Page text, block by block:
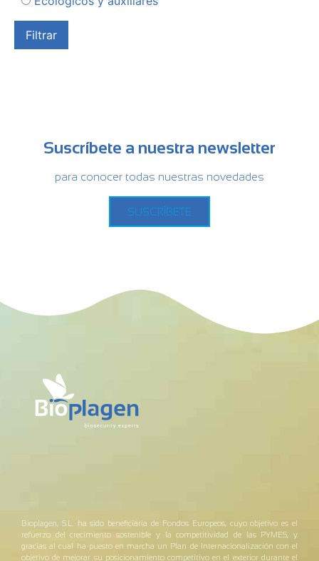
Suscríbete a nuestra newsletter
para conocer todas nuestras novedades
SUSCRÍBETE
Bioplagen, S.L. ha sido beneficiaria de Fondos Europeos, cuyo objetivo es el
refuerzo del crecimiento sostenible y la competitividad de las PYMES, y
gracias al cual ha puesto en marcha un Plan de Internacionalización con el
objetivo de mejorar su posicionamiento competitivo en el exterior durante el